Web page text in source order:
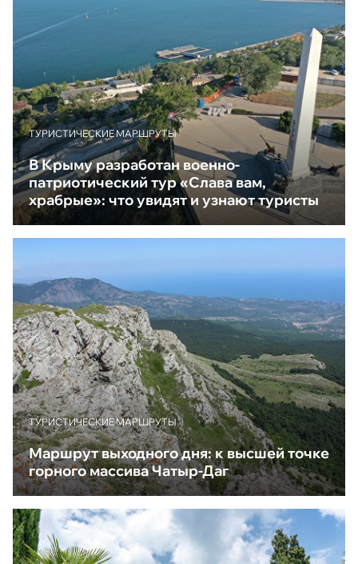
ТУРИСТИЧЕСКИЕ МАРШРУТЫ
В Крыму разработан военно-
патриотический тур «Слава вам,
храбрые»: что увидят и узнают туристы
ТУРИСТИЧЕСКИЕ МАРШРУТЫ
Маршрут выходного дня: к высшей точке
горного массива Чатыр-Даг